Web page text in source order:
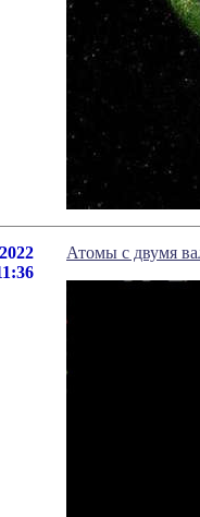
Атомы с двумя